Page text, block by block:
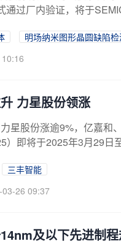
通过厂内验证，将于
明场纳米图形晶圆缺陷
力星股份领涨
星股份涨逾9%，亿嘉和
）即将于2025年3月29
三丰智能
03-26 09:37
及以下先进制